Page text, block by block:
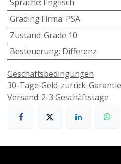
Sprache: Englisch
Grading Firma: PSA
Zustand: Grade 10
Besteuerung: Differenz
Geschäftsbedingungen
30-Tage-Geld-zurück-Garantie
Versand: 2-3 Geschäftstage